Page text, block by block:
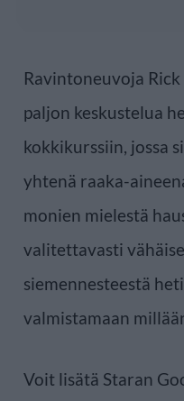
Ravintoneuvoja
paljon keskustelua
kokkikurssiin, jossa
yhtenä raaka-
monien mielestä
valitettavasti
siemennesteestä
valmistamaan
Voit lisätä Staran